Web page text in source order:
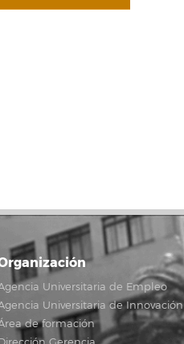
Universitaria de Empleo
Universitaria de Innovación
de formación